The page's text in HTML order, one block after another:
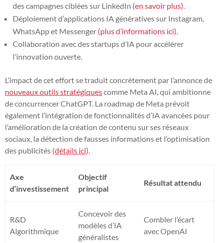
des campagnes ciblées sur LinkedIn (en savoir plus)
Déploiement d’applications IA génératives sur Instagram,
WhatsApp et Messenger (plus d’informations ici)
Collaboration avec des startups d’IA pour accélérer
l’innovation ouverte.
L’impact de cet effort se traduit concrètement par l’annonce de
nouveaux outils stratégiquescomme Meta AI, qui ambitionne
de concurrencer ChatGPT. La roadmap de Meta prévoit
également l’intégration de fonctionnalités d’IA avancées pour
l’amélioration de la création de contenu sur ses réseaux
sociaux, la détection de fausses informations et l’optimisation
des publicités (détails ici)
Axe
d’investissement
Objectif
principal
Résultat attendu
R&D
Algorithmique
Concevoir des
modèles d’IA
généralistes
Combler l’écart
avec OpenAI